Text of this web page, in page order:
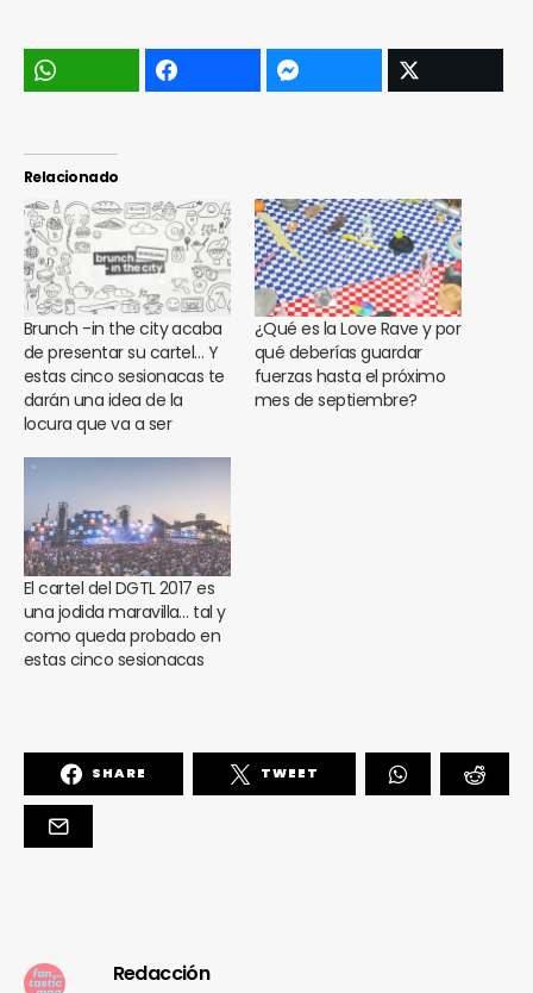
Relacionado
Brunch -in the city acaba
de presentar su cartel… Y
estas cinco sesionacas te
darán una idea de la
locura que va a ser
¿Qué es la Love Rave y por
qué deberías guardar
fuerzas hasta el próximo
mes de septiembre?
El cartel del DGTL 2017 es
una jodida maravilla… tal y
como queda probado en
estas cinco sesionacas
SHARE TWEET
Redacción